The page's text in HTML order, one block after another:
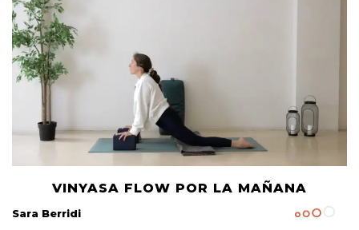
VINYASA FLOW POR LA MAÑANA
Sara Berridi